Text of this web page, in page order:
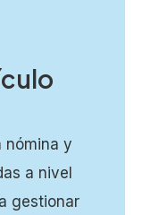
nómina y
a nivel
gestionar